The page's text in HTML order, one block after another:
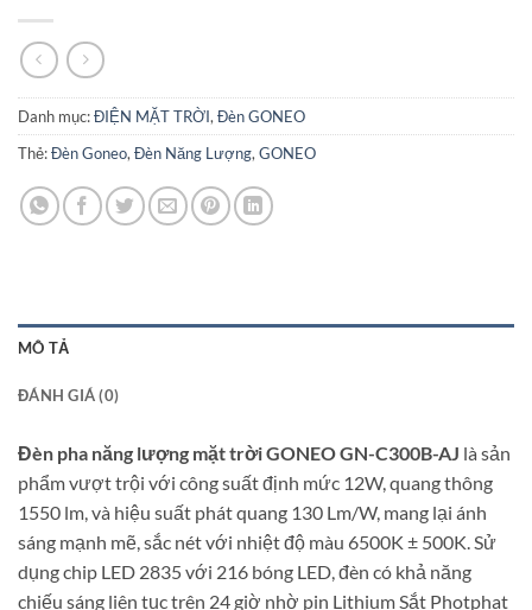
Danh mục:ĐIỆN MẶT TRỜI,Đèn GONEO
Thẻ:Đèn Goneo,Đèn Năng Lượng,GONEO
MÔ TẢ
ĐÁNH GIÁ (0)
Đèn pha năng lượng mặt trời GONEO GN-C300B-AJ là sản
phẩm vượt trội với công suất định mức 12W, quang thông
1550 lm, và hiệu suất phát quang 130 Lm/W, mang lại ánh
sáng mạnh mẽ, sắc nét với nhiệt độ màu 6500K ± 500K. Sử
dụng chip LED 2835 với 216 bóng LED, đèn có khả năng
chiếu sáng liên tục trên 24 giờ nhờ pin Lithium Sắt Photphat